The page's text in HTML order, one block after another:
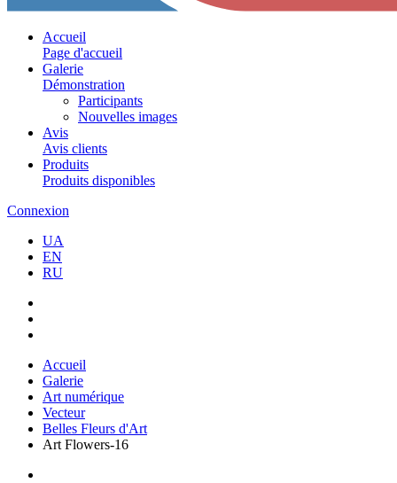
Accueil
Page d'accueil
Galerie
Démonstration
Participants
Nouvelles images
Avis
Avis clients
Produits
Produits disponibles
Connexion
UA
EN
RU
Accueil
Galerie
Art numérique
Vecteur
Belles Fleurs d'Art
Art Flowers-16